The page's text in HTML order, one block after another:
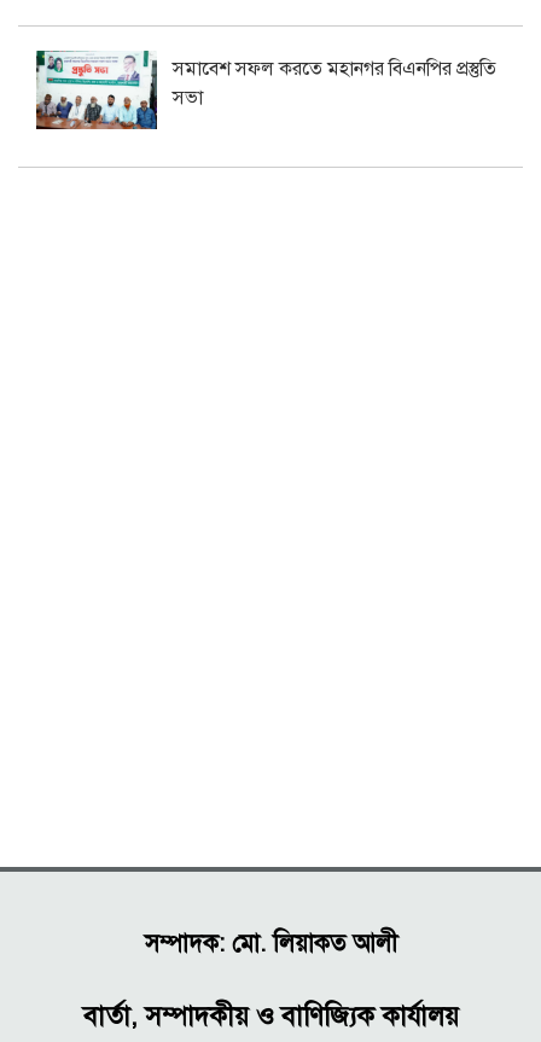
সমাবেশ সফল করতে মহানগর বিএনপির প্রস্তুতি
সভা
সম্পাদক: মো. লিয়াকত আলী
বার্তা, সম্পাদকীয় ও বাণিজ্যিক কার্যালয়